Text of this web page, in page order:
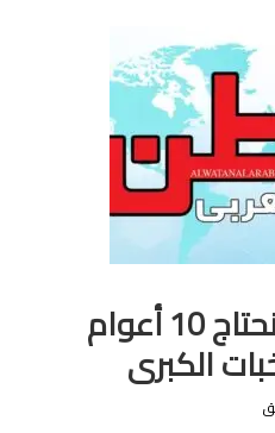
مدرب تاهيتي : نحتاج 10 أعوام
الكبرى